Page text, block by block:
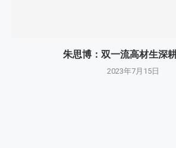
朱思博：双一流高材生深
2023年7月15日